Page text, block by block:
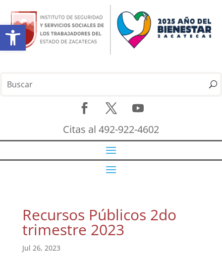
Abrir barra de herramientas
Citas al 492-922-4602
Recursos Públicos 2do
trimestre 2023
Jul 26, 2023